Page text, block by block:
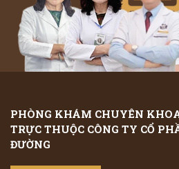
PHÒNG KHÁM CHUYÊN
TRỰC THUỘC CÔNG TY CỔ
ĐƯỜNG